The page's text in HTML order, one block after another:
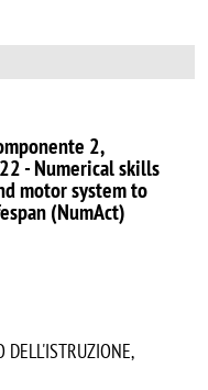
2,
- Numerical skills
motor system to
(NumAct)
DELL'ISTRUZIONE,